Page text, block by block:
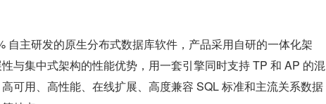
自主研发的原生分布式数据库软件，产品采用自研的一体化架
与集中式架构的性能优势，用一套引擎同时支持 TP 和 AP 的混
可用、高性能、在线扩展、高度兼容 SQL 标准和主流关系数据